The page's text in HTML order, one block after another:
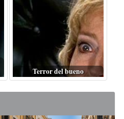
Terror del bueno